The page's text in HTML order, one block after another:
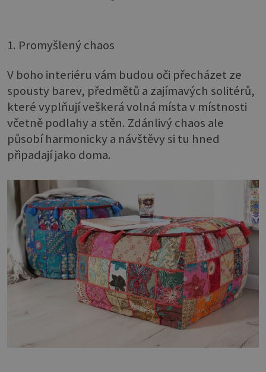
1. Promyšlený chaos
V boho interiéru vám budou oči přecházet ze
spousty barev, předmětů a zajímavých solitérů,
které vyplňují veškerá volná místa v místnosti
včetně podlahy a stěn. Zdánlivý chaos ale
působí harmonicky a návštěvy si tu hned
připadají jako doma.